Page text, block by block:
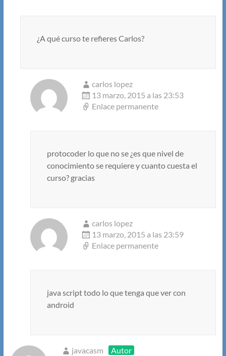
¿A qué curso te refieres Carlos?
carlos lopez
13 marzo, 2015 a las 23:53
Enlace permanente
protocoder lo que no se ¿es que nivel de
conocimiento se requiere y cuanto cuesta el
curso? gracias
carlos lopez
13 marzo, 2015 a las 23:59
Enlace permanente
java script todo lo que tenga que ver con
android
javacasm
Autor